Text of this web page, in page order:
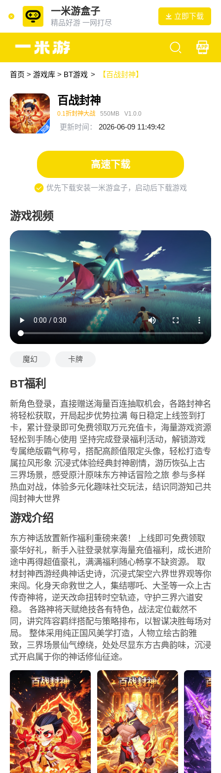
一米游盒子
精品好游 一网打尽
立即下载
首页 > 游戏库> BT游戏 > 【百战封神】
百战封神
0.1折封神大战 550MB V1.0.0
更新时间： 2026-06-09 11:49:42
高速下载
优先下载安装一米游盒子，启动后下载游戏
游戏视频
魔幻 卡牌
BT福利
新角色登录，直接赠送海量百连抽取机会，各路封神名
将轻松获取，开局起步优势拉满 每日稳定上线签到打
卡，累计登录即可免费领取万元充值卡，海量游戏资源
轻松到手随心使用 坚持完成登录福利活动，解锁游戏
专属绝版霸气称号，搭配高颜值限定头像，轻松打造专
属拉风形象 沉浸式体验经典封神剧情，游历恢弘上古
三界场景，感受原汁原味东方神话冒险之旅 参与多样
热血对战，体验多元化趣味社交玩法，结识同游知己共
闯封神大世界
游戏介绍
东方神话放置新作福利重磅来袭！ 上线即可免费领取
豪华好礼，新手入驻登录就享海量充值福利，成长进阶
途中再得超值豪礼，满满福利随心畅享不缺资源。 取
材封神西游经典神话史诗，沉浸式架空六界世界观等你
来闯。化身天命救世之人，集结哪吒、大圣等一众上古
传奇神将，逆天改命扭转时空轨迹，守护三界六道安
稳。 各路神将天赋绝技各有特色，战法定位截然不
同，讲究阵容羁绊搭配与策略排布，以智谋决胜每场对
局。 整体采用纯正国风美学打造，人物立绘古韵雅
致，三界场景仙气缭绕，处处尽显东方古典韵味，沉浸
式开启属于你的神话修仙征途。